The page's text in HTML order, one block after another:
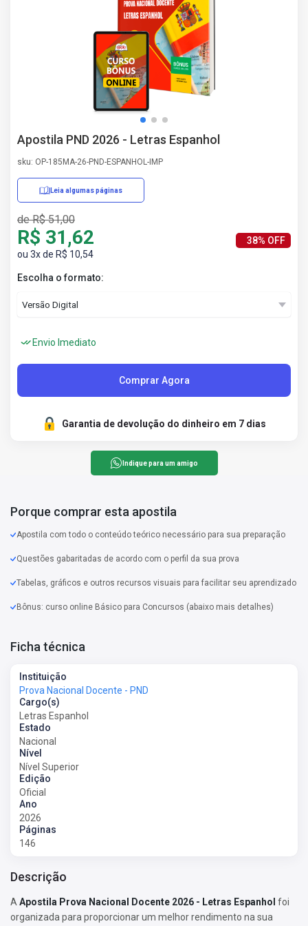
Apostila PND 2026 - Letras Espanhol
sku: OP-185MA-26-PND-ESPANHOL-IMP
Leia algumas páginas
de R$ 51,00
R$ 31,62
ou 3x de R$ 10,54
38% OFF
Escolha o formato:
Envio Imediato
Comprar Agora
Garantia de devolução do dinheiro em 7 dias
Indique para um amigo
Porque comprar esta apostila
Apostila com todo o conteúdo teórico necessário para sua preparação
Questões gabaritadas de acordo com o perfil da sua prova
Tabelas, gráficos e outros recursos visuais para facilitar seu aprendizado
Bônus: curso online Básico para Concursos (abaixo mais detalhes)
Ficha técnica
Instituição
Prova Nacional Docente - PND
Cargo(s)
Letras Espanhol
Estado
Nacional
Nível
Nível Superior
Edição
Oficial
Ano
2026
Páginas
146
Descrição
A Apostila Prova Nacional Docente 2026 - Letras Espanhol foi
organizada para proporcionar um melhor rendimento na sua